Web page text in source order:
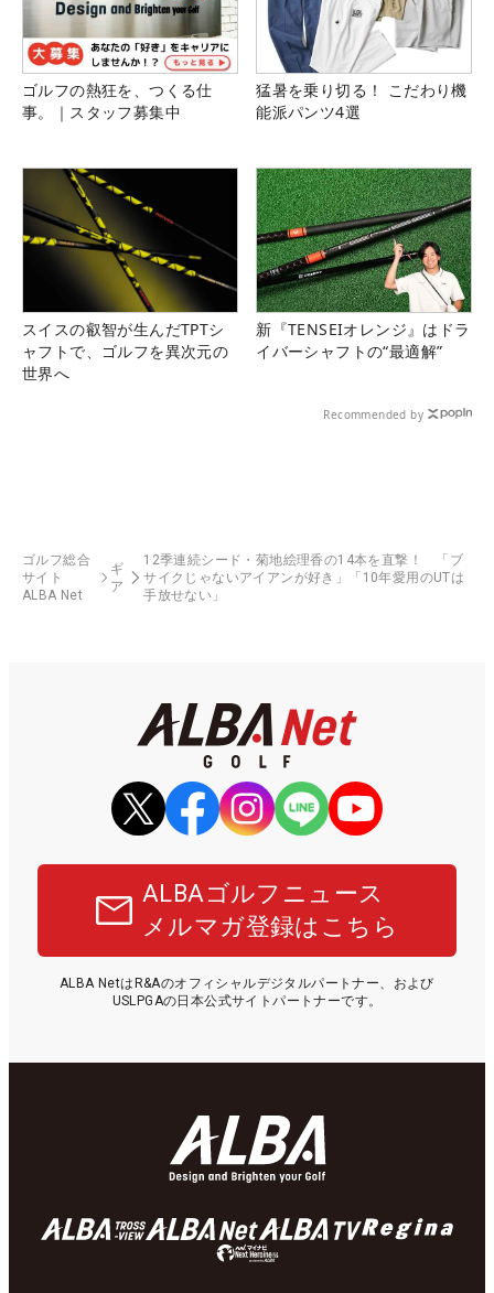
ゴルフの熱狂を、つくる仕
事。｜スタッフ募集中
猛暑を乗り切る！ こだわり機
能派パンツ4選
スイスの叡智が生んだTPTシ
ャフトで、ゴルフを異次元の
世界へ
新『TENSEIオレンジ』はドラ
イバーシャフトの“最適解”
Recommended by
ゴルフ総合
サイト
ALBA Net
ギ
ア
12季連続シード・菊地絵理香の14本を直撃！ 「ブ
サイクじゃないアイアンが好き」「10年愛用のUTは
手放せない」
ALBAゴルフニュース
メルマガ登録はこちら
ALBA NetはR&Aのオフィシャルデジタルパートナー、および
USLPGAの日本公式サイトパートナーです。